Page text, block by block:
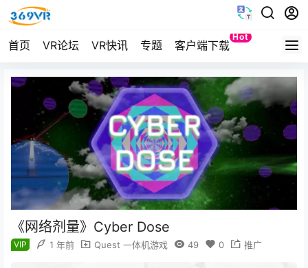
首页 VR论坛 VR快讯 专题 客户端下载
Hot
Quest
《网络剂量》Cyber Dose
VIP 1 年前 Quest 一体机游戏 49 0 推广